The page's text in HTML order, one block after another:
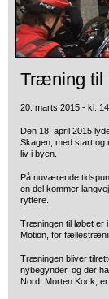
Træning til
20. marts 2015 - kl.
Den 18. april 2015
Skagen, med start og
liv i byen.
På nuværende
en del kommer
ryttere.
Træningen til løbet er
Motion, for
Træningen bliver
nybegynder, og der
Nord, Morten Kock,